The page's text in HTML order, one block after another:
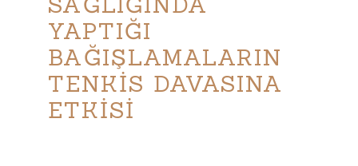
YAPTIĞI
BAĞIŞLAMALARIN
TENKİS DAVASINA
ETKİSİ